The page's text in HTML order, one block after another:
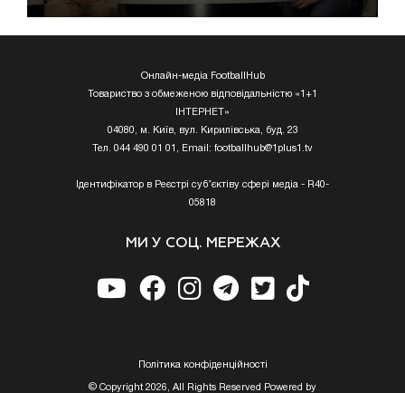
Онлайн-медіа FootballHub
Товариство з обмеженою відповідальністю «1+1
ІНТЕРНЕТ»
04080, м. Київ, вул. Кирилівська, буд. 23
Тел. 044 490 01 01, Email: footballhub@1plus1.tv
Ідентифікатор в Реєстрі суб’єктіву сфері медіа - R40-
05818
МИ У СОЦ. МЕРЕЖАХ
Полiтика конфiденцiйностi
© Copyright 2026, All Rights Reserved Powered by